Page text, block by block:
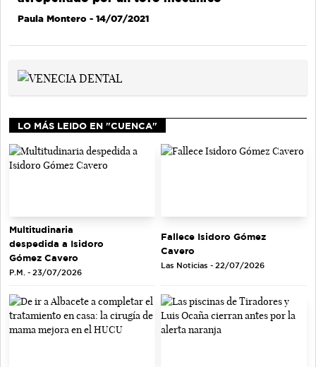
Paula Montero - 14/07/2021
LO MÁS LEIDO EN "CUENCA"
Multitudinaria
despedida a Isidoro
Gómez Cavero
P.M. - 23/07/2026
Fallece Isidoro Gómez
Cavero
Las Noticias - 22/07/2026